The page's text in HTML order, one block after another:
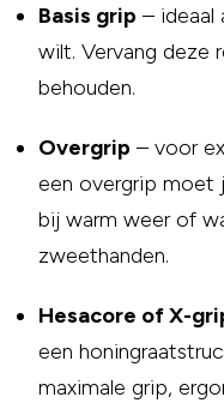
Basis grip – ideaal
wilt. Vervang deze
behouden.
Overgrip – voor
een overgrip moet
bij warm weer of
zweethanden.
Hesacore of X-
een
maximale grip,